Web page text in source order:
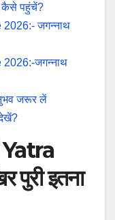
कैसे पहुंचें?
जगन्नाथ
जगन्नाथ
जरूर लें
इतना